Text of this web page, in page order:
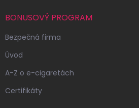
BONUSOVÝ PROGRAM
Bezpečná firma
Úvod
A-Z o e-cigaretách
Certifikáty